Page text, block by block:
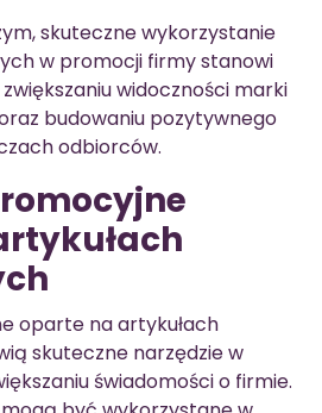
skuteczne wykorzystanie
w promocji firmy stanowi
widoczności marki
budowaniu pozytywnego
odbiorców.
oparte na artykułach
skuteczne narzędzie w
świadomości o firmie.